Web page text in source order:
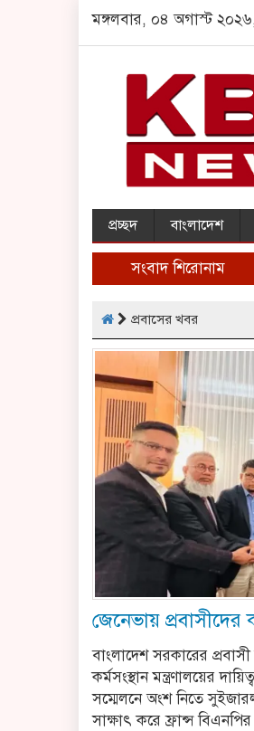
মঙ্গলবার, ০৪ অগাস্ট
প্রচ্ছদ বাংলাদেশ
সংবাদ শিরোনাম
প্রবাসের খবর
জেনেভায় প্রবাসীদের
বাংলাদেশ সরকারের
কর্মসংস্থান মন্ত্রণালয়ের
সম্মেলনে অংশ নিতে
সাক্ষাৎ করে ফ্রান্স